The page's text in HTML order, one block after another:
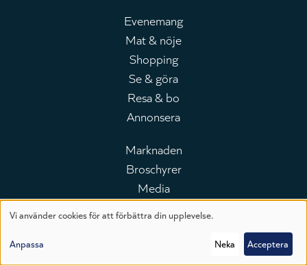
Huvudmeny
Evenemang
Mat & nöje
Shopping
Se & göra
Resa & bo
Annonsera
Leaderboard
Marknaden
Broschyrer
Media
Telefonkatalogen
Branschguiden
Användning
Vi använder cookies för att förbättra din upplevelse.
Anpassa Neka Acceptera